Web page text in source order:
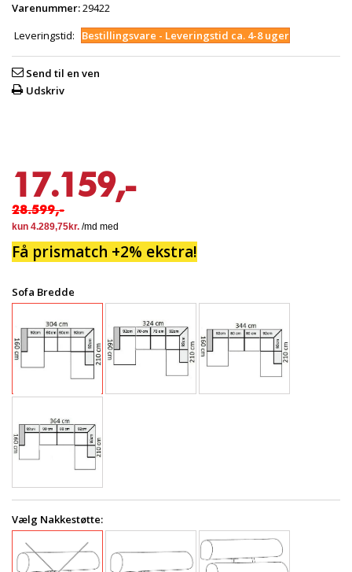
Varenummer:29422
Leveringstid:
Bestillingsvare - Leveringstid ca. 4-8 uger
Send til en ven
Udskriv
17.159,-
28.599,-
Få prismatch +2% ekstra!
Sofa Bredde
Vælg Nakkestøtte: